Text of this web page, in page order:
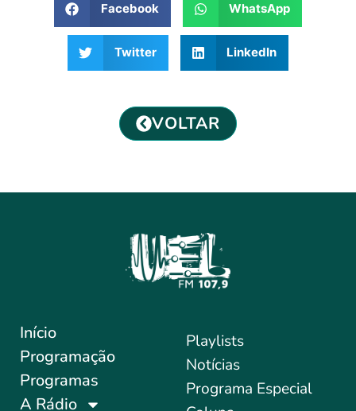
Facebook WhatsApp
Twitter LinkedIn
VOLTAR
Início
Programação
Programas
A Rádio
Playlists
Notícias
Programa Especial